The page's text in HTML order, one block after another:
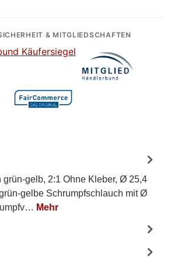
& MITGLIEDSCHAFTEN
grün-gelb, 2:1 Ohne Kleber, Ø 25,4
gelbe Schrumpfschlauch mit Ø
Mehr